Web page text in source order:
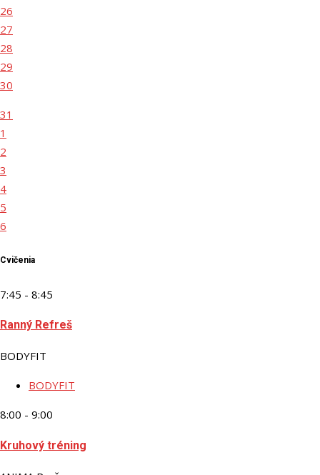
26
27
28
29
30
31
1
2
3
4
5
6
Cvičenia
7:45 - 8:45
Ranný Refreš
BODYFIT
BODYFIT
8:00 - 9:00
Kruhový tréning